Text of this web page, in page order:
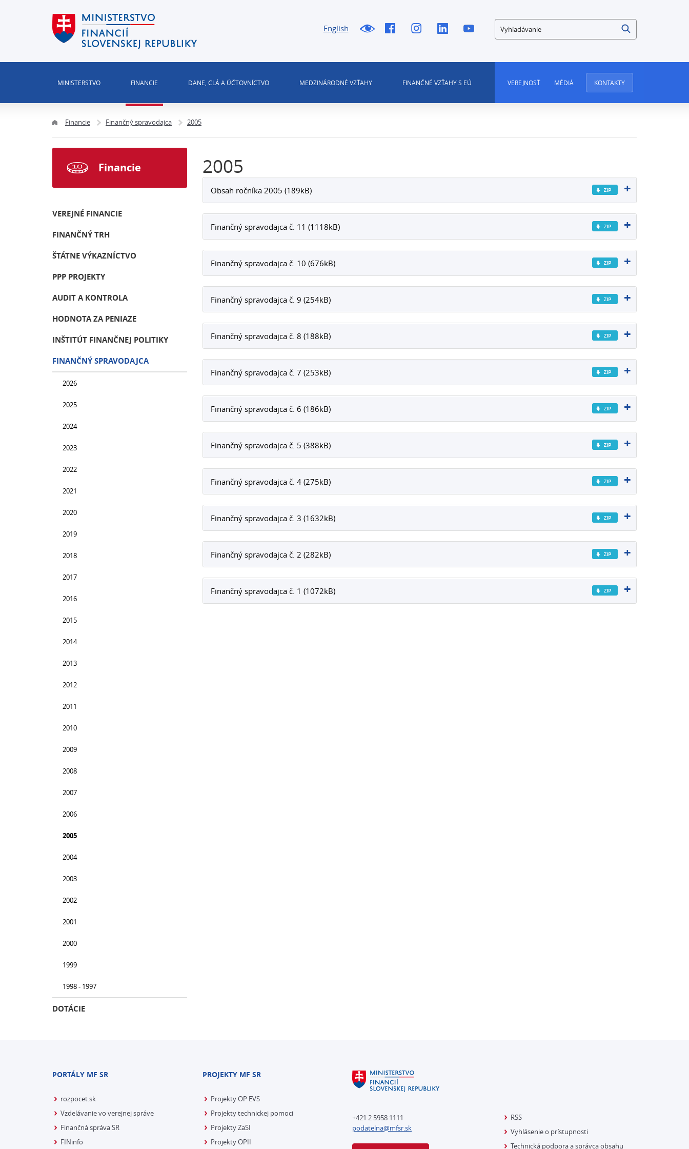
English Vyhľadávanie
MINISTERSTVO FINANCIE DANE, CLÁ A ÚČTOVNÍCTVO MEDZINÁRODNÉ VZŤAHY FINANČNÉ VZŤAHY S EÚ VEREJNOSŤ MÉDIÁ KONTAKTY
Financie Finančný spravodajca 2005
2005
Obsah ročníka 2005 (189kB)
Finančný spravodajca č. 11 (1118kB)
Finančný spravodajca č. 10 (676kB)
Finančný spravodajca č. 9 (254kB)
Finančný spravodajca č. 8 (188kB)
Finančný spravodajca č. 7 (253kB)
Finančný spravodajca č. 6 (186kB)
Finančný spravodajca č. 5 (388kB)
Finančný spravodajca č. 4 (275kB)
Finančný spravodajca č. 3 (1632kB)
Finančný spravodajca č. 2 (282kB)
Finančný spravodajca č. 1 (1072kB)
Financie
VEREJNÉ FINANCIE
FINANČNÝ TRH
ŠTÁTNE VÝKAZNÍCTVO
PPP PROJEKTY
AUDIT A KONTROLA
HODNOTA ZA PENIAZE
INŠTITÚT FINANČNEJ POLITIKY
FINANČNÝ SPRAVODAJCA
2026
2025
2024
2023
2022
2021
2020
2019
2018
2017
2016
2015
2014
2013
2012
2011
2010
2009
2008
2007
2006
2005
2004
2003
2002
2001
2000
1999
1998 - 1997
DOTÁCIE
PORTÁLY MF SR
rozpocet.sk
Vzdelávanie vo verejnej správe
Finančná správa SR
FINinfo
PROJEKTY MF SR
Projekty OP EVS
Projekty technickej pomoci
Projekty ZaSI
Projekty OPII
+421 2 5958 1111
podatelna@mfsr.sk
RSS
Vyhlásenie o prístupnosti
Technická podpora a správca obsahu